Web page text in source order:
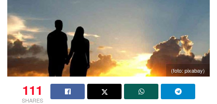
(foto: pixabay)
111
SHARES